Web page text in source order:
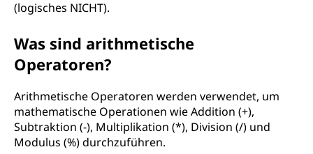
(logisches NICHT).
Was sind arithmetische
Operatoren?
Arithmetische Operatoren werden verwendet, um
mathematische Operationen wie Addition (+),
Subtraktion (-), Multiplikation (*), Division (/) und
Modulus (%) durchzuführen.